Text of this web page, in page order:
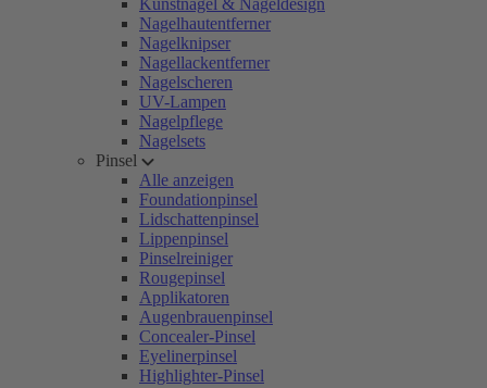
Kunstnägel & Nageldesign
Nagelhautentferner
Nagelknipser
Nagellackentferner
Nagelscheren
UV-Lampen
Nagelpflege
Nagelsets
Pinsel
Alle anzeigen
Foundationpinsel
Lidschattenpinsel
Lippenpinsel
Pinselreiniger
Rougepinsel
Applikatoren
Augenbrauenpinsel
Concealer-Pinsel
Eyelinerpinsel
Highlighter-Pinsel